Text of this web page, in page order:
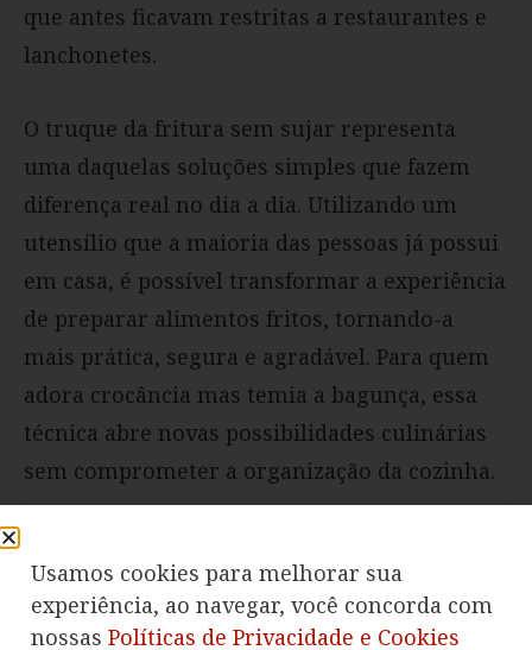
que antes ficavam restritas a restaurantes e
lanchonetes.
O truque da fritura sem sujar representa
uma daquelas soluções simples que fazem
diferença real no dia a dia. Utilizando um
utensílio que a maioria das pessoas já possui
em casa, é possível transformar a experiência
de preparar alimentos fritos, tornando-a
mais prática, segura e agradável. Para quem
adora crocância mas temia a bagunça, essa
técnica abre novas possibilidades culinárias
sem comprometer a organização da cozinha.
Leia também no Cantinho das Receitas:
Cozinha corredor: 9 soluções para
Usamos cookies para melhorar sua
experiência, ao navegar, você concorda com
nossas Políticas de Privacidade e Cookies